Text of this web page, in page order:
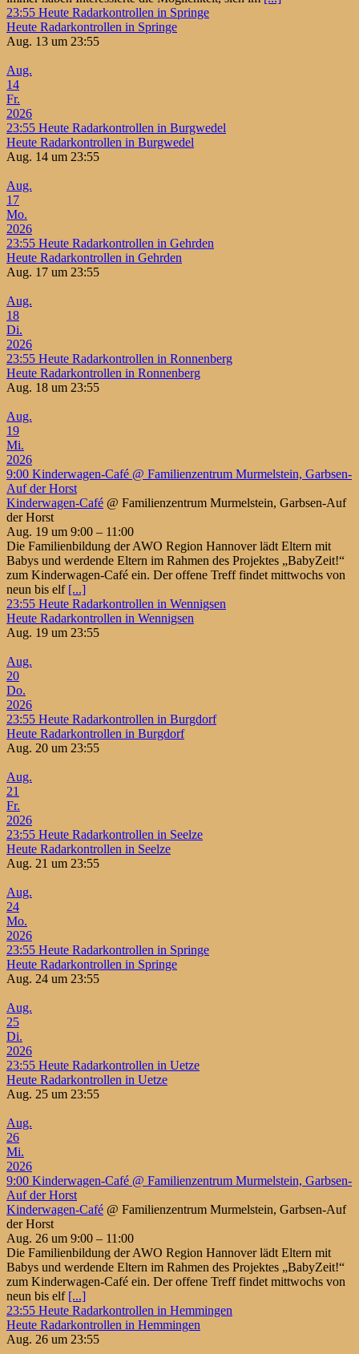
23:55 Heute Radarkontrollen in Springe
Heute Radarkontrollen in Springe
Aug. 13 um 23:55
Aug.
14
Fr.
2026
23:55 Heute Radarkontrollen in Burgwedel
Heute Radarkontrollen in Burgwedel
Aug. 14 um 23:55
Aug.
17
Mo.
2026
23:55 Heute Radarkontrollen in Gehrden
Heute Radarkontrollen in Gehrden
Aug. 17 um 23:55
Aug.
18
Di.
2026
23:55 Heute Radarkontrollen in Ronnenberg
Heute Radarkontrollen in Ronnenberg
Aug. 18 um 23:55
Aug.
19
Mi.
2026
9:00 Kinderwagen-Café @ Familienzentrum Murmelstein, Garbsen-
Auf der Horst
Kinderwagen-Café @ Familienzentrum Murmelstein, Garbsen-Auf
der Horst
Aug. 19 um 9:00 – 11:00
Die Familienbildung der AWO Region Hannover lädt Eltern mit
Babys und werdende Eltern im Rahmen des Projektes „BabyZeit!“
zum Kinderwagen-Café ein. Der offene Treff findet mittwochs von
neun bis elf [...]
23:55 Heute Radarkontrollen in Wennigsen
Heute Radarkontrollen in Wennigsen
Aug. 19 um 23:55
Aug.
20
Do.
2026
23:55 Heute Radarkontrollen in Burgdorf
Heute Radarkontrollen in Burgdorf
Aug. 20 um 23:55
Aug.
21
Fr.
2026
23:55 Heute Radarkontrollen in Seelze
Heute Radarkontrollen in Seelze
Aug. 21 um 23:55
Aug.
24
Mo.
2026
23:55 Heute Radarkontrollen in Springe
Heute Radarkontrollen in Springe
Aug. 24 um 23:55
Aug.
25
Di.
2026
23:55 Heute Radarkontrollen in Uetze
Heute Radarkontrollen in Uetze
Aug. 25 um 23:55
Aug.
26
Mi.
2026
9:00 Kinderwagen-Café @ Familienzentrum Murmelstein, Garbsen-
Auf der Horst
Kinderwagen-Café @ Familienzentrum Murmelstein, Garbsen-Auf
der Horst
Aug. 26 um 9:00 – 11:00
Die Familienbildung der AWO Region Hannover lädt Eltern mit
Babys und werdende Eltern im Rahmen des Projektes „BabyZeit!“
zum Kinderwagen-Café ein. Der offene Treff findet mittwochs von
neun bis elf [...]
23:55 Heute Radarkontrollen in Hemmingen
Heute Radarkontrollen in Hemmingen
Aug. 26 um 23:55